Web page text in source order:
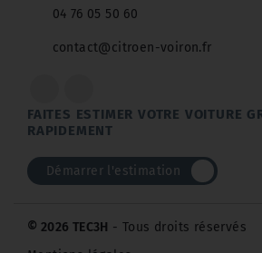
04 76 05 50 60
contact@citroen-voiron.fr
FAITES ESTIMER VOTRE VOITURE
RAPIDEMENT
Démarrer l'estimation
© 2026 TEC3H - Tous droits réservés